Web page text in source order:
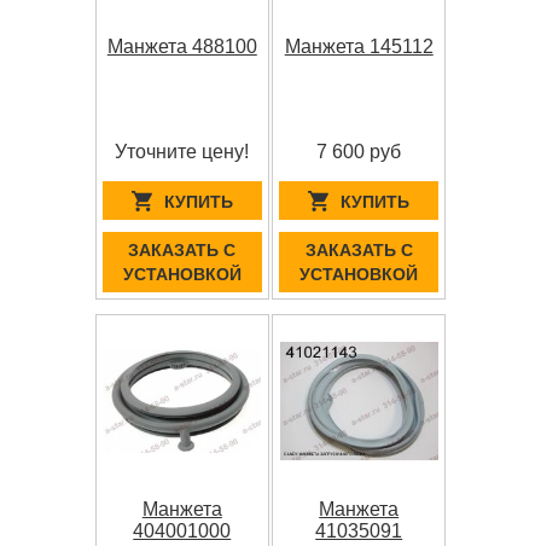
Манжета 488100
Уточните цену!
КУПИТЬ
ЗАКАЗАТЬ С
УСТАНОВКОЙ
Манжета 145112
7 600 руб
КУПИТЬ
ЗАКАЗАТЬ С
УСТАНОВКОЙ
Манжета
404001000
Манжета
41035091